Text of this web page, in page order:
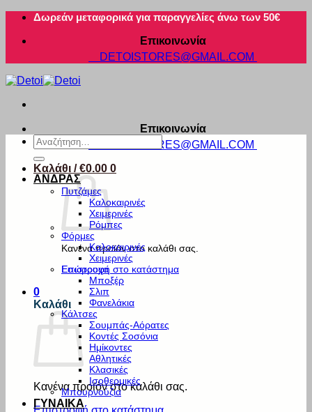
Μετάβαση
περιεχόμενο
Δωρεάν μεταφορικά για παραγγελίες άνω των 50€
Επικοινωνία
DETOISTORES@GMAIL.COM
Επικοινωνία
DETOISTORES@GMAIL.COM
Καλάθι /€0.00 0
Κανένα προϊόν στο καλάθι σας.
Επιστροφή στο κατάστημα
0
Καλάθι
Κανένα προϊόν στο καλάθι σας.
Αναζήτηση
για:
ΑΝΔΡΑΣ
Πυτζάμες
Καλοκαιρινές
Χειμερινές
Ρόμπες
Φόρμες
Καλοκαιρινές
Χειμερινές
Εσώρουχα
Μποξέρ
Σλιπ
Φανελάκια
Κάλτσες
Σουμπάς-Αόρατες
Κοντές Σοσόνια
Ημίκοντες
Αθλητικές
Κλασικές
Ισοθερμικές
Μπουρνούζια
ΓΥΝΑΙΚΑ